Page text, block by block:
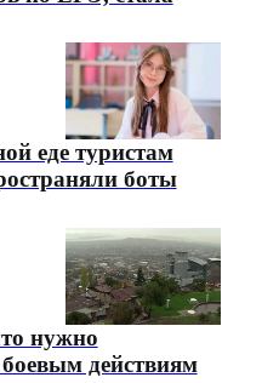
еде туристам
боты
нужно
действиям